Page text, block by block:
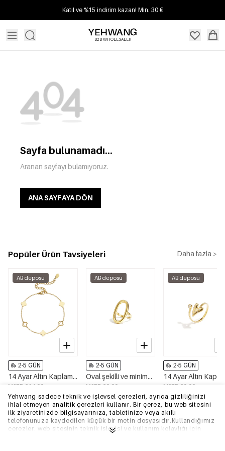
Katıl ve %15 indirim kazan! Min. 30 €
B2B WHOLESALER
Yehwang sadece teknik ve işlevsel çerezleri, ayrıca gizliliğinizi
ihlal etmeyen analitik çerezleri kullanır. Bir çerez, bu web sitesini
ilk ziyaretinizde bilgisayarınıza, tabletinize veya akıllı
telefonunuza kaydedilen küçük bir metin dosyasıdır.Kullandığımız
çerezler, web sitesinin teknik işleyişi ve kullanım kolaylığı için
Sayfa bulunamadı...
Aranan sayfayı bulamıyoruz.
ANA SAYFAYA DÖN
Popüler Ürün Tavsiyeleri Daha fazla >
AB deposu
2-5 GÜN
14 Ayar Altın Kaplama Paslanmaz Çelik Charm Bileklik, Yonca Motifli, Sade, Günlük Kullanım İçin, Kadın Takıları
MSRP €14,99
€4,50
AB deposu
2-5 GÜN
Oval şekilli ve minimalist tasarımlı dikkat çekici yüzük.
MSRP €9,99
€2,95
AB deposu
2-5 GÜN
MSRP €9,99
€2,95